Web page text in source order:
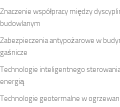
Znaczenie współpracy między
budowlanym
Zabezpieczenia antypożarowe w
gaśnicze
Technologie inteligentnego
energią
Technologie geotermalne w